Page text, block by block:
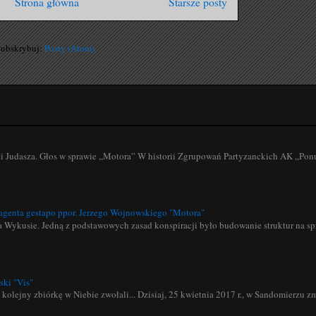
Posty (Atom)
Głos w sprawie „Motora” W historii Zgrupowań Partyzanckich AK
gestapo ppor. Jerzego Wojnowskiego "Motora"
Jedną z podstawowych zasad konspiracji było budowanie struktur na
"Vis"
zbiórkę w Niebie zwołali... Dzisiaj, 25 kwietnia 2017 r., w Sandomierzu